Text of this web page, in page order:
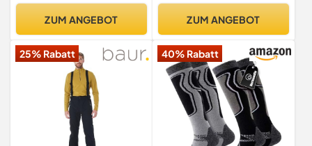
ZUM ANGEBOT ZUM ANGEBOT
25% Rabatt 40% Rabatt